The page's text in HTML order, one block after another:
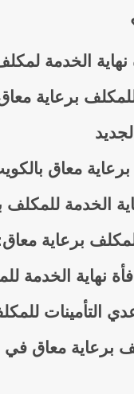
الخدمة
برعاية
معاق
الخدمة للمكلف
برعاية
نهاية الخدمة
التأمينات
برعاية معاق